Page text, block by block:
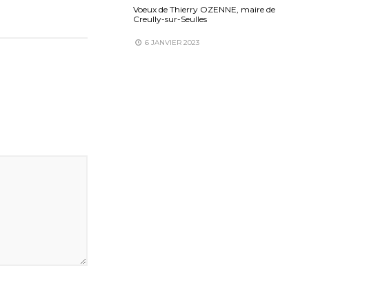
Voeux de Thierry OZENNE, maire de
Creully-sur-Seulles
6 JANVIER 2023